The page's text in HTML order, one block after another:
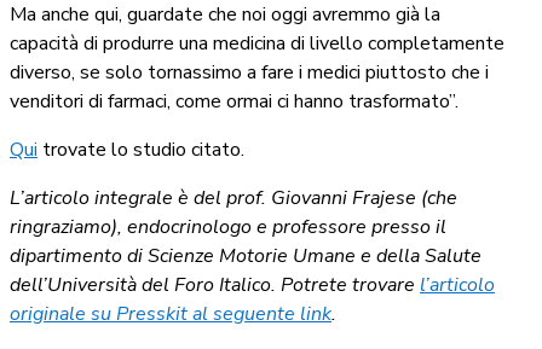
Ma anche qui, guardate che noi oggi avremmo già la
capacità di produrre una medicina di livello completamente
diverso, se solo tornassimo a fare i medici piuttosto che i
venditori di farmaci, come ormai ci hanno trasformato”.
Qui trovate lo studio citato.
L’articolo integrale è del prof. Giovanni Frajese (che
ringraziamo), endocrinologo e professore presso il
dipartimento di Scienze Motorie Umane e della Salute
dell’Università del Foro Italico. Potrete trovare l’articolo
originale su Presskit al seguente link.